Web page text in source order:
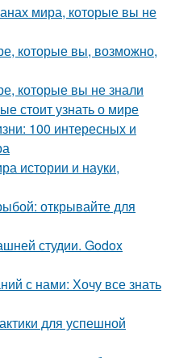
мира, которые вы не
которые вы, возможно,
которые вы не знали
стоит узнать о мире
100 интересных и
истории и науки,
открывайте для
студии. Godox
с нами: Хочу все знать
для успешной